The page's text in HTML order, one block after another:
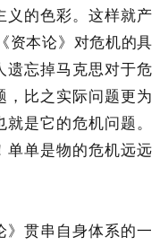
义的色彩。这样就产
资本论》对危机的具
遗忘掉马克思对于危
，比之实际问题更为
是它的危机问题。
单单是物的危机远远
贯串自身体系的一